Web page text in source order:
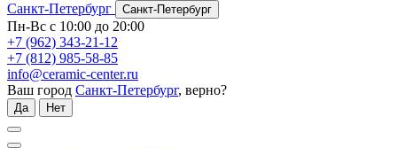
Санкт-Петербург
Санкт-Петербург
Пн-Вс с 10:00 до 20:00
+7 (962) 343-21-12
+7 (812) 985-58-85
info@ceramic-center.ru
Ваш город Санкт-Петербург, верно?
Да Нет